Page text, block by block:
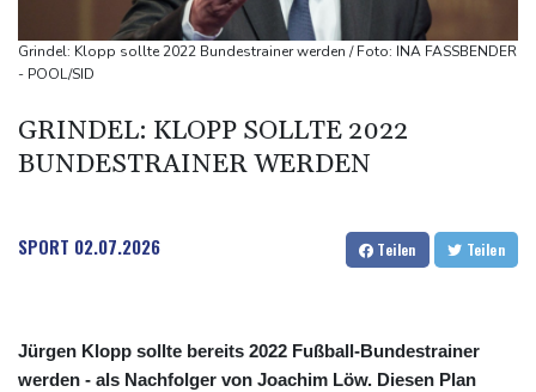
Wegen Patientenmorden verurteilter Krankenpfleger: Rund 120
weitere Verdachtsfälle
"Vertrauen gebrochen": UEFA und Co. legen gegen Infantino
nach
Rückreisewelle nimmt Fahrt auf: ADAC rechnet erneut mit Staus
Frachtmaschine zu
Grindel: Klopp sollte 2022 Bundestrainer werden / Foto: INA FASSBENDER
- POOL/SID
GRINDEL: KLOPP SOLLTE 2022
BUNDESTRAINER WERDEN
SPORT 02.07.2026 Teilen Teilen
Jürgen Klopp sollte bereits 2022 Fußball-Bundestrainer
werden - als Nachfolger von Joachim Löw. Diesen Plan